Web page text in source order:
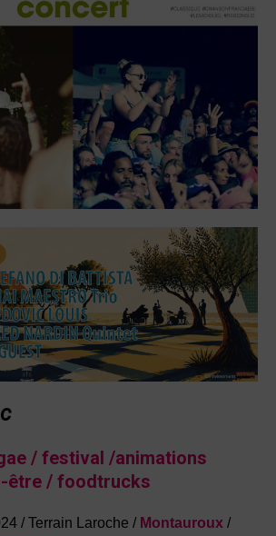
/ festival /animations
être / foodtrucks
/ Terrain Laroche / Montauroux /